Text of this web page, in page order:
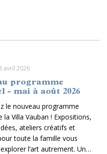
avril 2026
programme
- mai à août 2026
le nouveau programme
la Villa Vauban ! Expositions,
ateliers créatifs et
toute la famille vous
l’art autrement. Un…